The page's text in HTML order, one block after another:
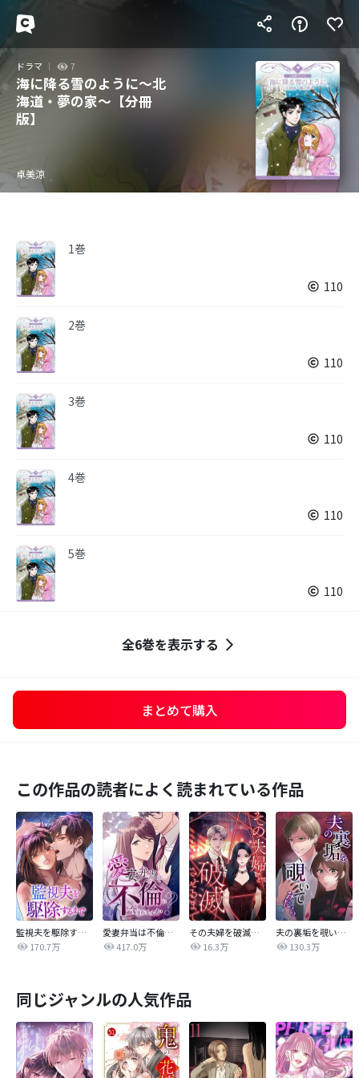
ドラマ 7
海に降る雪のように～北
海道・夢の家～【分冊
版】
卓美涼
1巻
110
2巻
110
3巻
110
4巻
110
5巻
110
全6巻を表示する
まとめて購入
この作品の読者によく読まれている作品
監視夫を駆除するまで
170.7万
愛妻弁当は不倫に含まれますか？
417.0万
その夫婦を破滅させるまで
16.3万
夫の裏垢を覗いてみたら
130.3万
同じジャンルの人気作品